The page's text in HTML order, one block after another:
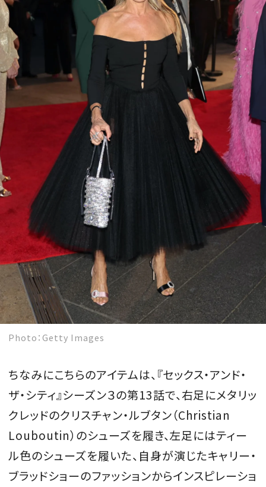
Photo：Getty Images
ちなみにこちらのアイテムは、『セックス・アンド・
ザ・シティ』シーズン３の第13話で、右足にメタリッ
クレッドのクリスチャン・ルブタン（Christian
Louboutin）のシューズを履き、左足にはティー
ル色のシューズを履いた、自身が演じたキャリー・
ブラッドショーのファッションからインスピレーショ